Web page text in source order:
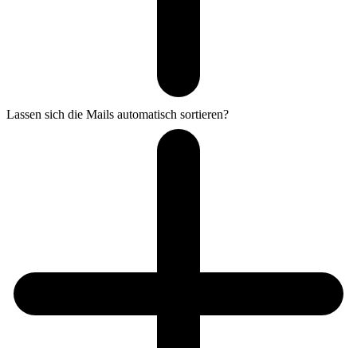
Lassen sich die Mails automatisch sortieren?